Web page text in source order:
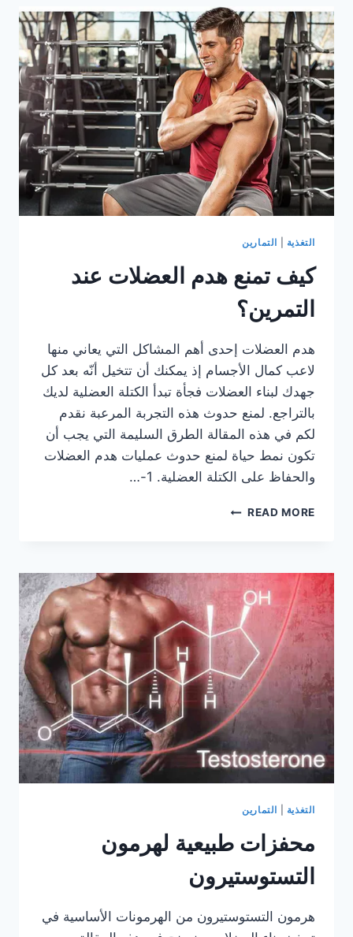
لاعب
كمال
الأجسام
التغذية التمارين
كيف تمنع هدم العضلات عند
التمرين؟
هدم العضلات إحدى أهم المشاكل التي يعاني منها
لاعب كمال الأجسام إذ يمكنك أن تتخيل أنّه بعد كل
جهدك لبناء العضلات فجأة تبدأ الكتلة العضلية لديك
بالتراجع. لمنع حدوث هذه التجربة المرعبة نقدم
لكم في هذه المقالة الطرق السليمة التي يجب أن
تكون نمط حياة لمنع حدوث عمليات هدم العضلات
والحفاظ على الكتلة العضلية. 1-…
READ MOREكيف
عند
التمرين؟
التغذية التمارين
محفزات طبيعية لهرمون
التستوستيرون
هرمون التستوستيرون من الهرمونات الأساسية في